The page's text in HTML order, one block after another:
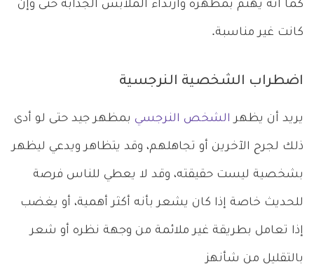
كما أنه يهتم بمظهره وارتداء الملابس الجذابة حتى وإن
كانت غير مناسبة.
اضطراب الشخصية النرجسية
يريد أن يظهر الشخص النرجسي بمظهر جيد حتى لو أدى
ذلك لجرح الآخرين أو تجاهلهم، وقد يتظاهر ويدعي ليظهر
بشخصية ليست حقيقته، وقد لا يعطي للناس فرصة
للحديث خاصة إذا كان يشعر بأنه أكثر أهمية، أو يغضب
إذا تعامل بطريقة غير ملائمة من وجهة نظره أو شعر
بالتقليل من شأنهز